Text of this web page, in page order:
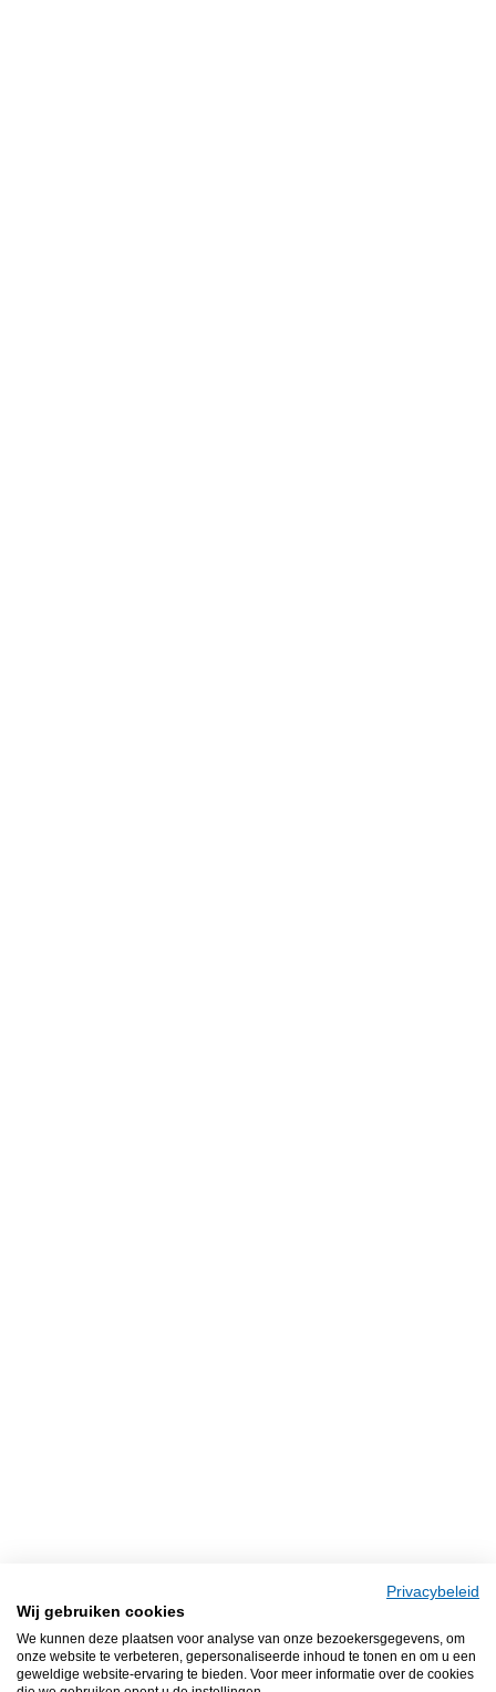
Privacybeleid
Wij gebruiken cookies
We kunnen deze plaatsen voor analyse van onze bezoekersgegevens, om
onze website te verbeteren, gepersonaliseerde inhoud te tonen en om u een
geweldige website-ervaring te bieden. Voor meer informatie over de cookies